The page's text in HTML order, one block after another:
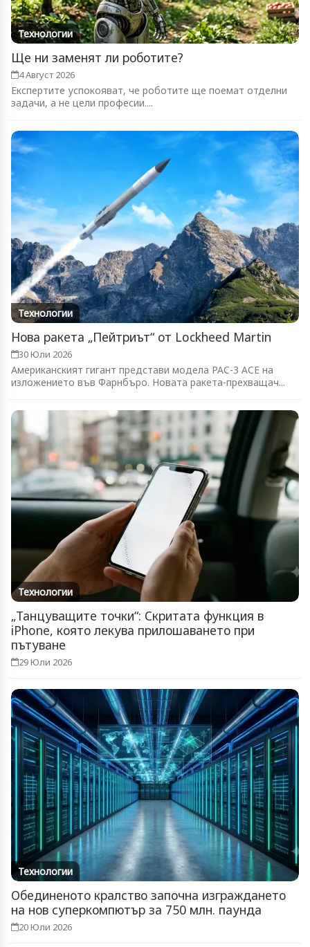
Технологии
Ще ни заменят ли роботите?
4 Август 2026
Експертите успокояват, че роботите ще поемат отделни
задачи, а не цели професии....
Технологии
Нова ракета „Пейтриът“ от Lockheed Martin
30 Юли 2026
Американският гигант представи модела PAC-3 ACE на
изложението във Фарнбъро. Новата ракета-прехващач...
Технологии
„Танцуващите точки“: Скритата функция в
iPhone, която лекува прилошаването при
пътуване
29 Юли 2026
Технологии
Обединеното кралство започна изграждането
на нов суперкомпютър за 750 млн. паунда
20 Юли 2026